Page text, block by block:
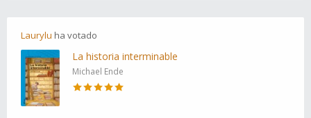
Laurylu ha votado
La historia interminable
Michael Ende